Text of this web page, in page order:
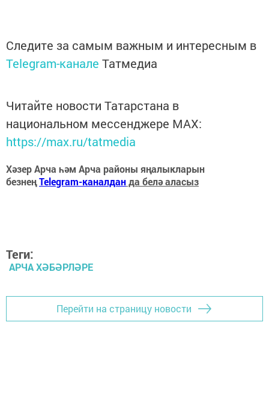
Следите за самым важным и интересным в
Telegram-канале Татмедиа
Читайте новости Татарстана в
национальном мессенджере MАХ:
https://max.ru/tatmedia
Хәзер Арча һәм Арча районы яңалыкларын
безнеңTelegram-каналданда белә аласыз
Теги:
АРЧА ХӘБӘРЛӘРЕ
Перейти на страницу новости